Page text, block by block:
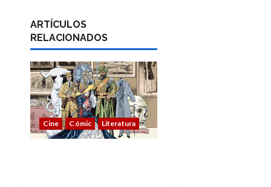
ARTÍCULOS
RELACIONADOS
Cine Cómic Literatura